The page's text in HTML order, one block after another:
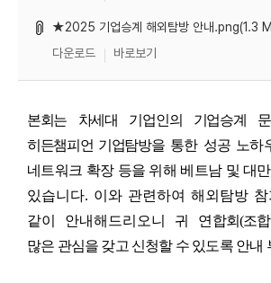
★2025 기업승계 해외탐방 안내.png(1.3
다운로드
바로보기
본회는 차세대 기업인의 기업승계
히든챔피언 기업탐방을 통한 성공 노하
네트워크 확장 등을 위해 베트남 및 대
있습니다. 이와 관련하여 해외탐방
같이 안내해드리오니 귀 연합회(조
많은 관심을 갖고 신청할 수 있도록 안내